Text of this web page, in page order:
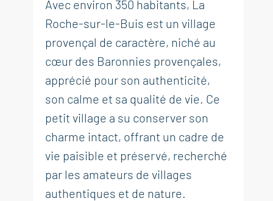
Avec environ 350 habitants, La
Roche-sur-le-Buis est un village
provençal de caractère, niché au
cœur des Baronnies provençales,
apprécié pour son authenticité,
son calme et sa qualité de vie. Ce
petit village a su conserver son
charme intact, offrant un cadre de
vie paisible et préservé, recherché
par les amateurs de villages
authentiques et de nature.